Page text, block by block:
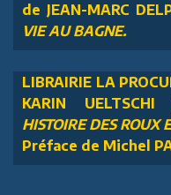
de JEAN-MARC
VIE AU BAGNE.
LIBRAIRIE LA
KARIN
HISTOIRE DES ROUX
Préface de Michel